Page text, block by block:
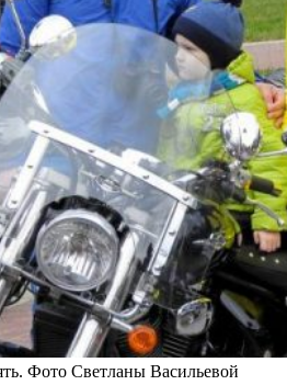
Фото Светланы Васильевой